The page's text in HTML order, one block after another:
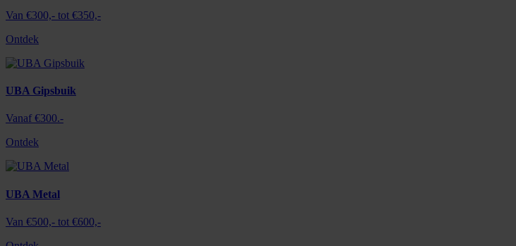
Van €300,- tot €350,-
Ontdek
UBA Gipsbuik
Vanaf €300.-
Ontdek
UBA Metal
Van €500,- tot €600,-